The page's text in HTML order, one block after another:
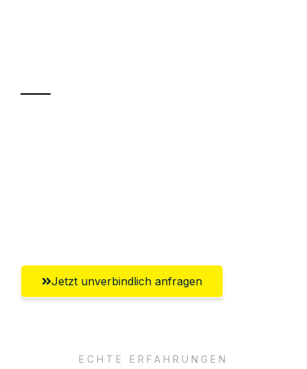
Jetzt unverbindlich anfragen
ECHTE ERFAHRUNGEN